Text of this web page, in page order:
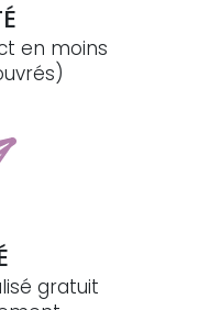
en moins
gratuit